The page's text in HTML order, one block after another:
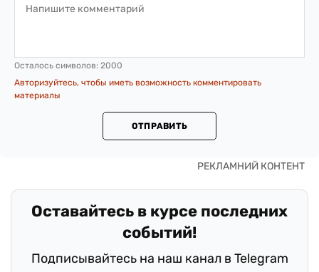
Осталось символов: 2000
Авторизуйтесь, чтобы иметь возможность комментировать
материалы
ОТПРАВИТЬ
Оставайтесь в курсе последних
событий!
Подписывайтесь на наш канал в Telegram